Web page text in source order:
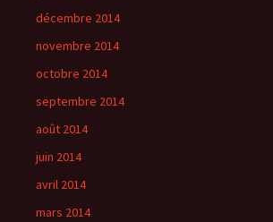
décembre 2014
novembre 2014
octobre 2014
septembre 2014
août 2014
juin 2014
avril 2014
mars 2014